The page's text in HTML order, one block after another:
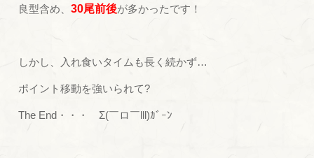
良型含め、30尾前後が多かったです！
しかし、入れ食いタイムも長く続かず…
ポイント移動を強いられて?
The End・・・ Σ(￣ロ￣lll)ｶﾞｰﾝ